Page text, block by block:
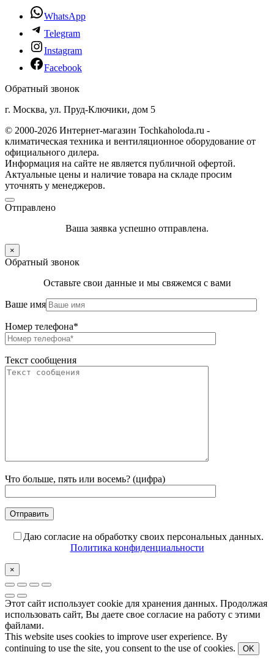
WhatsApp
Telegram
Instagram
Facebook
Обратный звонок
г. Москва, ул. Пруд-Ключики, дом 5
© 2000-2026 Интернет-магазин Tochkaholoda.ru -
климатическая техника и вентиляционное оборудование от
официального дилера.
Информация на сайте не является публичной офертой.
Актуальные цены и наличие товара на складе просим
уточнять у менеджеров.
Отправлено
Ваша заявка успешно отправлена.
×
Обратный звонок
Оставьте свои данные и мы свяжемся с вами
Ваше имя
Номер телефона*
Текст сообщения
Что больше, пять или восемь? (цифра)
Даю согласие на обработку своих персональных данных.
Политика конфиденциальности
×
Этот сайт использует cookie для хранения данных. Продолжая
использовать сайт, Вы даете свое согласие на работу с этими
файлами.
This website uses cookies to improve user experience. By
continuing to use the site, you consent to the use of cookies.
OK